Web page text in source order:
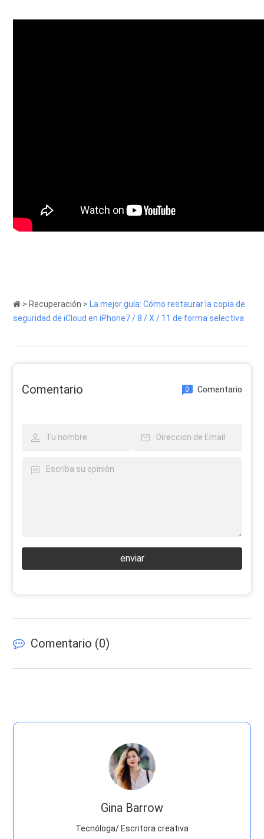
> Recuperación > La mejor guía: Cómo restaurar la copia de
seguridad de iCloud en iPhone7 / 8 / X / 11 de forma selectiva
Comentario 0 Comentario
enviar
Comentario (0)
Gina Barrow
Tecnóloga/ Escritora creativa